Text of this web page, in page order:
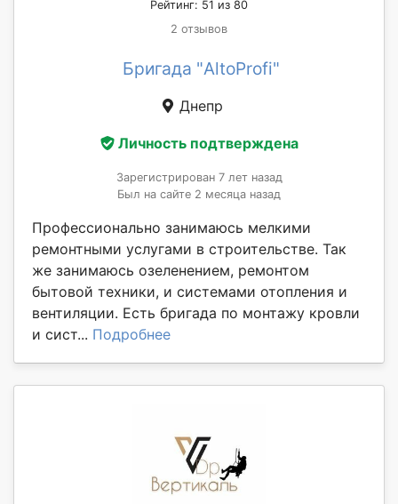
Рейтинг: 51 из 80
2 отзывов
Бригада "AltoProfi"
Днепр
Личность подтверждена
Зарегистрирован 7 лет назад
Был на сайте 2 месяца назад
Профессионально занимаюсь мелкими
ремонтными услугами в строительстве. Так
же занимаюсь озеленением, ремонтом
бытовой техники, и системами отопления и
вентиляции. Есть бригада по монтажу кровли
и сист... Подробнее